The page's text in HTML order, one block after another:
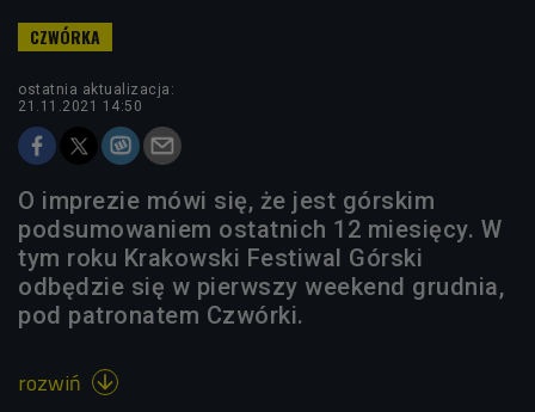
ostatnia aktualizacja:
21.11.2021 14:50
O imprezie mówi się, że jest górskim
podsumowaniem ostatnich 12 miesięcy. W
tym roku Krakowski Festiwal Górski
odbędzie się w pierwszy weekend grudnia,
pod patronatem Czwórki.
rozwiń 